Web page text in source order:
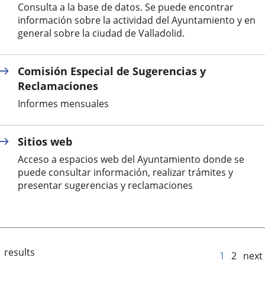
Consulta a la base de datos. Se puede encontrar
información sobre la actividad del Ayuntamiento y en
general sobre la ciudad de Valladolid.
Comisión Especial de Sugerencias y
Reclamaciones
Informes mensuales
Sitios web
Acceso a espacios web del Ayuntamiento donde se
puede consultar información, realizar trámites y
presentar sugerencias y reclamaciones
results 1 2 next